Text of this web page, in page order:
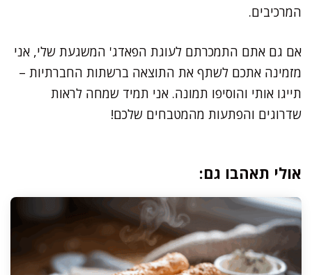
המרכיבים.
אם גם אתם התמכרתם לעוגת הפאדג' המשגעת שלי, אני
מזמינה אתכם לשתף את התוצאה ברשתות החברתיות –
תייגו אותי והוסיפו תמונה. אני תמיד שמחה לראות
שדרוגים והפתעות מהמטבחים שלכם!
אולי תאהבו גם: